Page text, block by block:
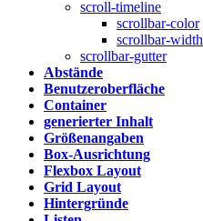
scroll-timeline
scrollbar-color
scrollbar-width
scrollbar-gutter
Abstände
Benutzeroberfläche
Container
generierter Inhalt
Größenangaben
Box-Ausrichtung
Flexbox Layout
Grid Layout
Hintergründe